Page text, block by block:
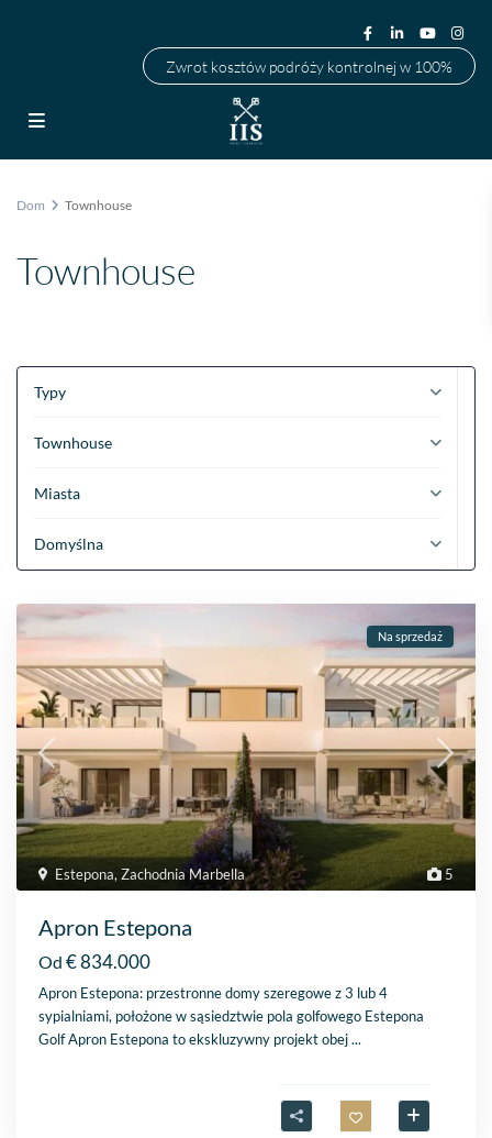
Zwrot kosztów podróży kontrolnej w 100%
Dom Townhouse
Townhouse
Typy
Townhouse
Miasta
Domyślna
5
Estepona,Zachodnia Marbella
Na sprzedaż
Apron Estepona
Od € 834.000
Apron Estepona: przestronne domy szeregowe z 3 lub 4
sypialniami, położone w sąsiedztwie pola golfowego Estepona
Golf Apron Estepona to ekskluzywny projekt obej...